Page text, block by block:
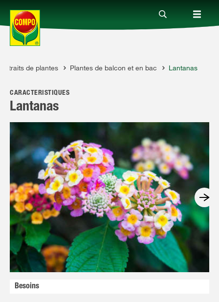
Produits
Conseil
Thèmes
Service
Qui sommes-nous?
NL FR
de plantes Plantes de balcon et en bac Lantanas
CARACTÉRISTIQUES
Lantanas
Besoins